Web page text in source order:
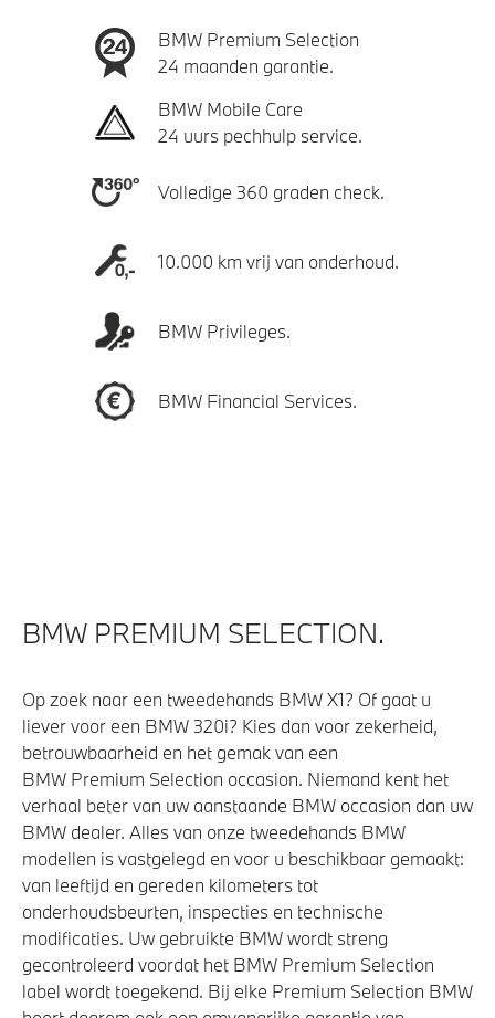
BMW Premium Selection
24 maanden garantie.
BMW Mobile Care
24 uurs pechhulp service.
Volledige 360 graden check.
10.000 km vrij van onderhoud.
BMW Privileges.
BMW Financial Services.
BMW PREMIUM SELECTION.
Op zoek naar een tweedehands BMW X1? Of gaat u
liever voor een BMW 320i? Kies dan voor zekerheid,
betrouwbaarheid en het gemak van een
BMW Premium Selection occasion. Niemand kent het
verhaal beter van uw aanstaande BMW occasion dan uw
BMW dealer. Alles van onze tweedehands BMW
modellen is vastgelegd en voor u beschikbaar gemaakt:
van leeftijd en gereden kilometers tot
onderhoudsbeurten, inspecties en technische
modificaties. Uw gebruikte BMW wordt streng
gecontroleerd voordat het BMW Premium Selection
label wordt toegekend. Bij elke Premium Selection BMW